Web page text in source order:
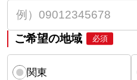
ご希望の地域 必須
関東